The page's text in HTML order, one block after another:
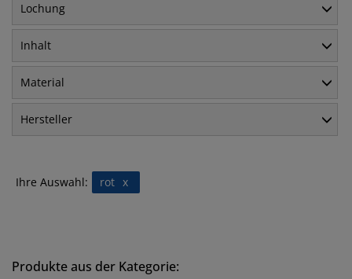
Lochung
Inhalt
Material
Hersteller
Ihre Auswahl: x
rot
Produkte aus der Kategorie: